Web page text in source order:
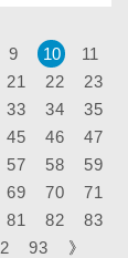
題背後的道
可以學習改
9 10
11
21 22
23
33 34
35
45 46
47
57 58
59
69 70
71
81 82
83
93 》